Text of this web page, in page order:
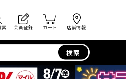
索 会員登録 カート 店舗情報
検索